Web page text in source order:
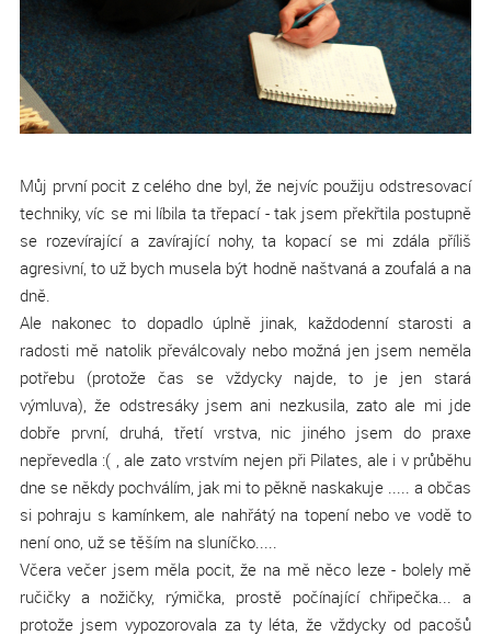
Můj první pocit z celého dne byl, že nejvíc použiju odstresovací
techniky, víc se mi líbila ta třepací - tak jsem překřtila postupně
se rozevírající a zavírající nohy, ta kopací se mi zdála příliš
agresivní, to už bych musela být hodně naštvaná a zoufalá a na
dně.
Ale nakonec to dopadlo úplně jinak, každodenní starosti a
radosti mě natolik převálcovaly nebo možná jen jsem neměla
potřebu (protože čas se vždycky najde, to je jen stará
výmluva), že odstresáky jsem ani nezkusila, zato ale mi jde
dobře první, druhá, třetí vrstva, nic jiného jsem do praxe
nepřevedla :( , ale zato vrstvím nejen při Pilates, ale i v průběhu
dne se někdy pochválím, jak mi to pěkně naskakuje ..... a občas
si pohraju s kamínkem, ale nahřátý na topení nebo ve vodě to
není ono, už se těším na sluníčko.....
Včera večer jsem měla pocit, že na mě něco leze - bolely mě
ručičky a nožičky, rýmička, prostě počínající chřipečka... a
protože jsem vypozorovala za ty léta, že vždycky od pacošů